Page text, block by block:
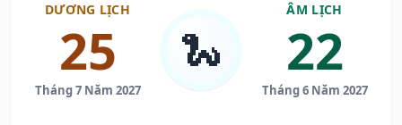
DƯƠNG LỊCH
25
Tháng 7 Năm 2027
🐍
ÂM LỊCH
22
Tháng 6 Năm 2027